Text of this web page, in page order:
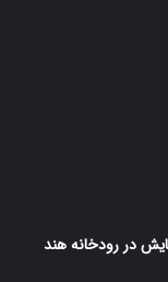
در رودخانه هند